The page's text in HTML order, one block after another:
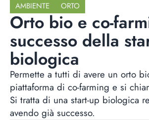
AMBIENTE ORTO
Orto bio e co-
successo della
biologica
Permette a tutti di avere un orto
piattaforma di co-farming e si
Si tratta di una start-up biologica
avendo già successo.